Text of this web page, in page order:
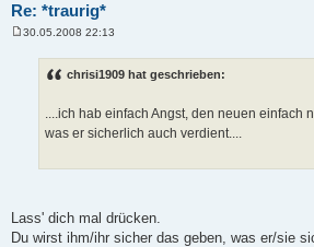
Re: *traurig*
30.05.2008 22:13
chrisi1909 hat geschrieben:
....ich hab einfach Angst, den neuen einfach
was er sicherlich auch verdient....
Lass' dich mal drücken.
Du wirst ihm/ihr sicher das geben, was er/sie